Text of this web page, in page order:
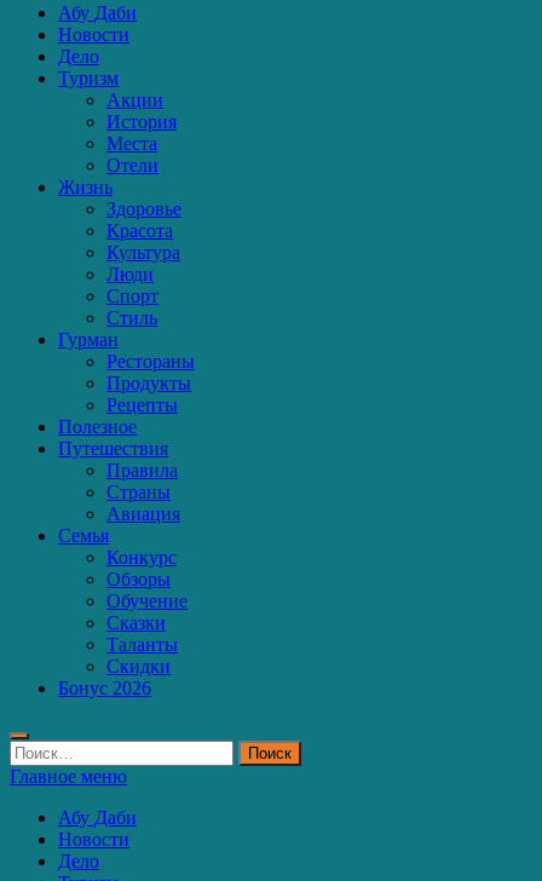
Абу Даби
Новости
Дело
Туризм
Акции
История
Места
Отели
Жизнь
Здоровье
Красота
Культура
Люди
Спорт
Стиль
Гурман
Рестораны
Продукты
Рецепты
Полезное
Путешествия
Правила
Страны
Авиация
Семья
Конкурс
Обзоры
Обучение
Сказки
Таланты
Скидки
Бонус 2026
Найти:
Главное меню
Абу Даби
Новости
Дело